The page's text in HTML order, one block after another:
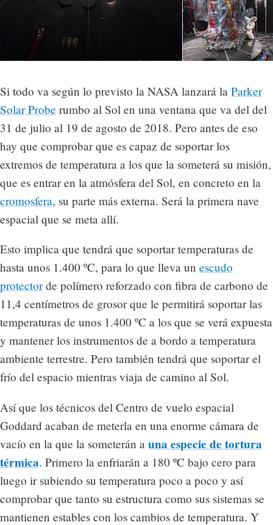
Si todo va según lo previsto la NASA lanzará la Parker
Solar Probe rumbo al Sol en una ventana que va del del
31 de julio al 19 de agosto de 2018. Pero antes de eso
hay que comprobar que es capaz de soportar los
extremos de temperatura a los que la someterá su misión,
que es entrar en la atmósfera del Sol, en concreto en la
cromosfera, su parte más externa. Será la primera nave
espacial que se meta allí.
Esto implica que tendrá que soportar temperaturas de
hasta unos 1.400 ºC, para lo que lleva un escudo
protectorde polímero reforzado con fibra de carbono de
11,4 centímetros de grosor que le permitirá soportar las
temperaturas de unos 1.400 ºC a los que se verá expuesta
y mantener los instrumentos de a bordo a temperatura
ambiente terrestre. Pero también tendrá que soportar el
frío del espacio mientras viaja de camino al Sol.
Así que los técnicos del Centro de vuelo espacial
Goddard acaban de meterla en una enorme cámara de
vacío en la que la someterán a una especie de tortura
térmica. Primero la enfriarán a 180 ºC bajo cero para
luego ir subiendo su temperatura poco a poco y así
comprobar que tanto su estructura como sus sistemas se
mantienen estables con los cambios de temperatura. Y